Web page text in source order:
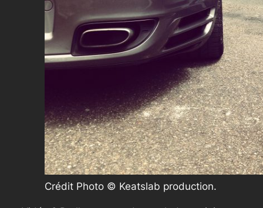
Crédit Photo © Keatslab production.